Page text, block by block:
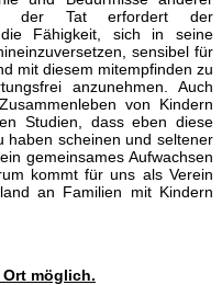
der Tat erfordert der
Fähigkeit, sich in seine
sensibel für
mit diesem mitempfinden zu
anzunehmen. Auch
von Kindern
Studien, dass eben diese
haben scheinen und seltener
gemeinsames Aufwachsen
kommt für uns als Verein
an Familien mit Kindern
möglich.